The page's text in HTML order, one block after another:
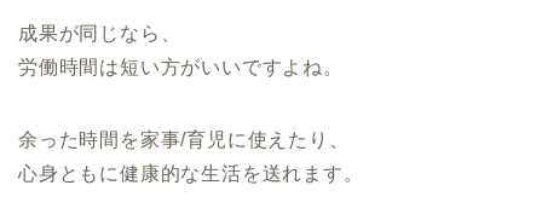
成果が同じなら、
労働時間は短い方がいいですよね。
余った時間を家事/育児に使えたり、
心身ともに健康的な生活を送れます。